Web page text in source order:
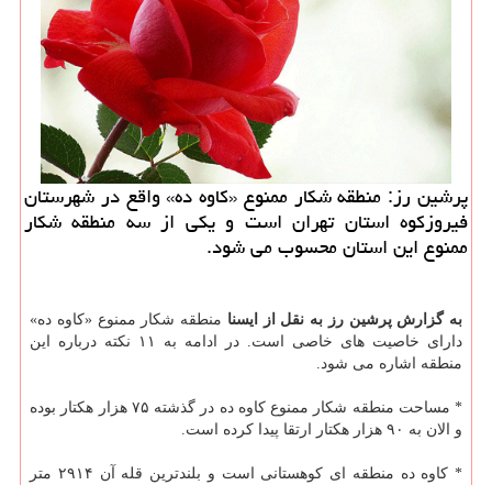
پرشین رز: منطقه شكار ممنوع «كاوه ده» واقع در شهرستان
فیروزكوه استان تهران است و یكی از سه منطقه شكار
ممنوع این استان محسوب می شود.
به گزارش پرشین رز به نقل از ایسنا منطقه شكار ممنوع «كاوه ده»
دارای خاصیت های خاصی است. در ادامه به ۱۱ نكته درباره این
منطقه اشاره می شود.
* مساحت منطقه شكار ممنوع كاوه ده در گذشته ۷۵ هزار هكتار بوده
و الان به ۹۰ هزار هكتار ارتقا پیدا كرده است.
* كاوه ده منطقه ای كوهستانی است و بلندترین قله آن ۲۹۱۴ متر